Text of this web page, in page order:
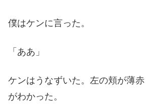
僕はケンに言った。
「ああ」
ケンはうなずいた。左の頬が薄
がわかった。